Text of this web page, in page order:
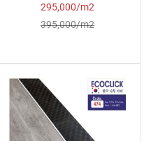
295,000/m2
395,000/m2